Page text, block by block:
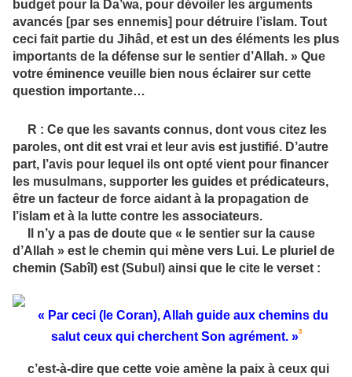
budget pour la Da’wa, pour dévoiler les arguments
avancés [par ses ennemis] pour détruire l’islam. Tout
ceci fait partie du Jihâd, et est un des éléments les plus
importants de la défense sur le sentier d’Allah. » Que
votre éminence veuille bien nous éclairer sur cette
question importante…
R : Ce que les savants connus, dont vous citez les
paroles, ont dit est vrai et leur avis est justifié. D’autre
part, l’avis pour lequel ils ont opté vient pour financer
les musulmans, supporter les guides et prédicateurs,
être un facteur de force aidant à la propagation de
l’islam et à la lutte contre les associateurs.
Il n’y a pas de doute que « le sentier sur la cause
d’Allah » est le chemin qui mène vers Lui. Le pluriel de
chemin (Sabîl) est (Subul) ainsi que le cite le verset :
« Par ceci (le Coran), Allah guide aux chemins du
salut ceux qui cherchent Son agrément. »3
c’est-à-dire que cette voie amène la paix à ceux qui